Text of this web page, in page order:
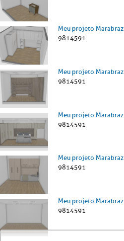
Meu projeto Marabraz
9814591
Meu projeto Marabraz
9814591
Meu projeto Marabraz
9814591
Meu projeto Marabraz
9814591
Meu projeto Marabraz
9814591